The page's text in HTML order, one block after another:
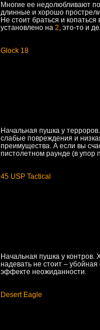
Многие ее недолюбливают
длинные и хорошо
Не стоит браться и
установлено на 2, это-то и
Glock 18
Начальная пушка у
слабые повреждения и
преимущества. А если вы
пистолетном раунде (в упор
45 USP Tactical
Начальная пушка у
надевать не стоит –
эффекте неожиданности.
Desert Eagle